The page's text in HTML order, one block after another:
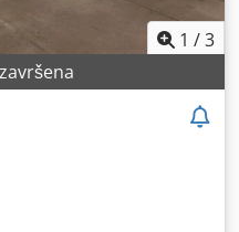
1 /3